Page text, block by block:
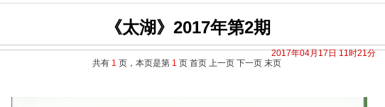
《太湖》2017年第2期
2017年04月17日 11时21分
共有 1 页，本页是第 1 页 首页 上一页 下一页 末页